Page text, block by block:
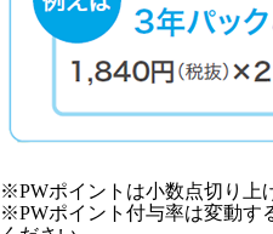
※PWポイントは小数点切り上
※PWポイント付与率は変動す